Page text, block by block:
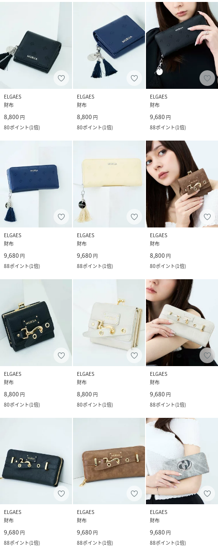
ELGAES
財布
8,800 円
80ポイント(1倍)
ELGAES
財布
8,800 円
80ポイント(1倍)
ELGAES
財布
9,680 円
88ポイント(1倍)
ELGAES
財布
9,680 円
88ポイント(1倍)
ELGAES
財布
9,680 円
88ポイント(1倍)
ELGAES
財布
8,800 円
80ポイント(1倍)
ELGAES
財布
8,800 円
80ポイント(1倍)
ELGAES
財布
8,800 円
80ポイント(1倍)
ELGAES
財布
9,680 円
88ポイント(1倍)
ELGAES
財布
9,680 円
88ポイント(1倍)
ELGAES
財布
9,680 円
88ポイント(1倍)
ELGAES
財布
9,680 円
88ポイント(1倍)